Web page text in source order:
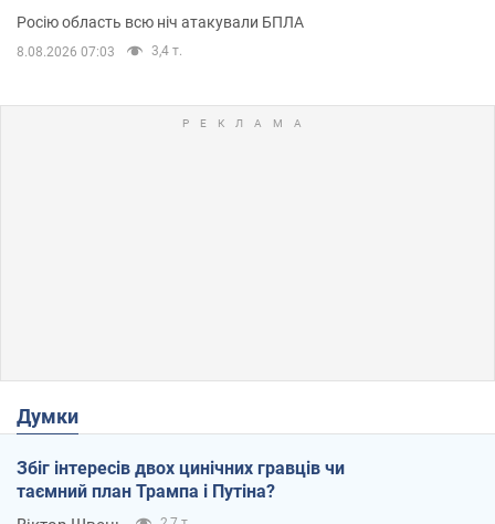
Росію область всю ніч атакували БПЛА
8.08.2026 07:03 3,4 т.
Думки
Збіг інтересів двох цинічних гравців чи
таємний план Трампа і Путіна?